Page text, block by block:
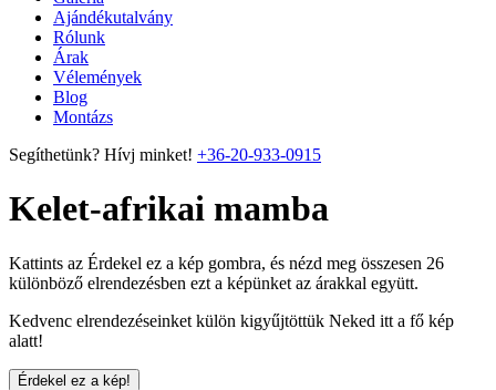
Ajándékutalvány
Rólunk
Árak
Vélemények
Blog
Montázs
Segíthetünk? Hívj minket! +36-20-933-0915
Kelet-afrikai mamba
Kattints az Érdekel ez a kép gombra, és nézd meg összesen 26
különböző elrendezésben ezt a képünket az árakkal együtt.
Kedvenc elrendezéseinket külön kigyűjtöttük Neked itt a fő kép
alatt!
Érdekel ez a kép!